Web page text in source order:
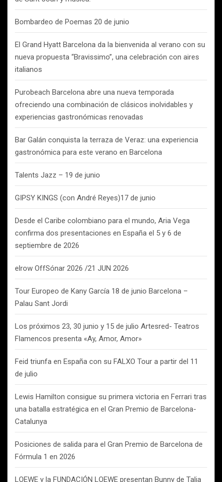
Bombardeo de Poemas 20 de junio
El Grand Hyatt Barcelona da la bienvenida al verano con su
nueva propuesta “Bravissimo”, una celebración con aires
italianos
Purobeach Barcelona abre una nueva temporada
ofreciendo una combinación de clásicos inolvidables y
experiencias gastronómicas renovadas
Bar Galán conquista la terraza de Veraz: una experiencia
gastronómica para este verano en Barcelona
Talents Jazz – 19 de junio
GIPSY KINGS (con André Reyes)17 de junio
Desde el Caribe colombiano para el mundo, Aria Vega
confirma dos presentaciones en España el 5 y 6 de
septiembre de 2026
elrow OffSónar 2026 /21 JUN 2026
Tour Europeo de Kany García 18 de junio Barcelona –
Palau Sant Jordi
Los próximos 23, 30 junio y 15 de julio Artesred- Teatros
Flamencos presenta «Ay, Amor, Amor»
Feid triunfa en España con su FALXO Tour a partir del 11
de julio
Lewis Hamilton consigue su primera victoria en Ferrari tras
una batalla estratégica en el Gran Premio de Barcelona-
Catalunya
Posiciones de salida para el Gran Premio de Barcelona de
Fórmula 1 en 2026
LOEWE y la FUNDACIÓN LOEWE presentan Bunny de Talia